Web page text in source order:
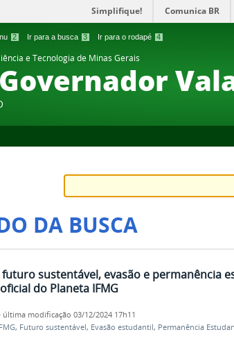
2 Ir para a busca 3 Ir para o rodapé 4
Simplifique! Comunica BR
e Tecnologia de Minas Gerais
DA BUSCA
sustentável, evasão e permanência
do Planeta IFMG
última modificação 03/12/2024 17h11
, Futuro sustentável, Evasão estudantil, Permanência